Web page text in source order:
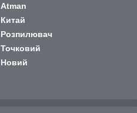
Atman
Китай
Розпилювач
Точковий
Новий